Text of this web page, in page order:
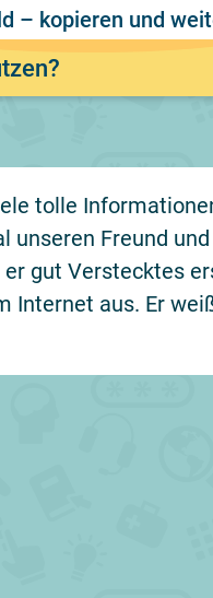
– kopieren und
tolle
unseren Freund
gut Verstecktes
Internet aus. Er